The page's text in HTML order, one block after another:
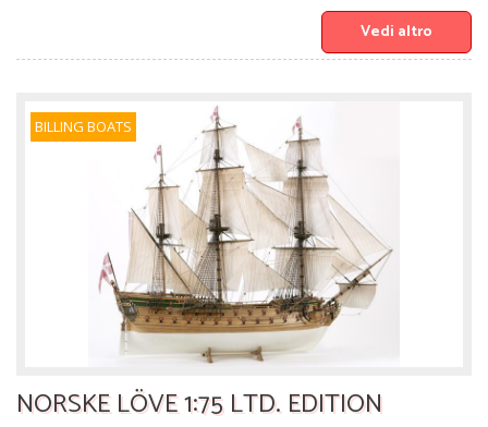
Vedi altro
BILLING BOATS
NORSKE LÖVE 1:75 LTD. EDITION